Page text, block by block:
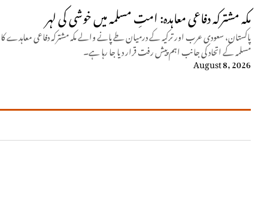
مکہ مشترکہ دفاعی معاہدہ: امتِ مسلمہ میں خوشی کی لہر
پاکستان، سعودی عرب اور ترکیہ کے درمیان طے پانے والے مکہ مشترکہ دفاعی معاہدے
مسلمہ کے اتحاد کی جانب اہم پیش رفت قرار دیا جا رہا ہے۔
August 8, 2026